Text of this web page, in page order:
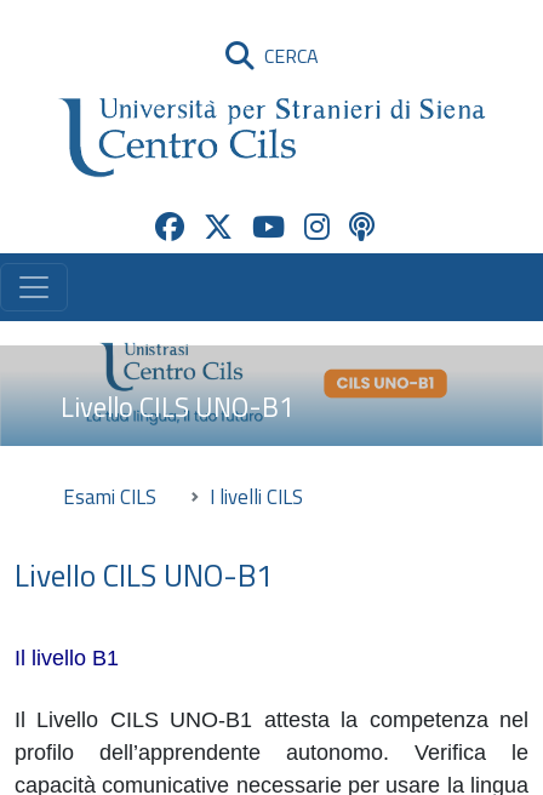
CERCA
Livello CILS UNO-B1
Esami CILS I livelli CILS
Livello CILS UNO-B1
Il livello B1
Il Livello CILS UNO-B1 attesta la competenza nel
profilo dell’apprendente autonomo. Verifica le
capacità comunicative necessarie per usare la lingua